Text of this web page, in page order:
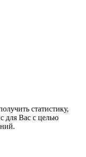
статистику,
для Вас с целью